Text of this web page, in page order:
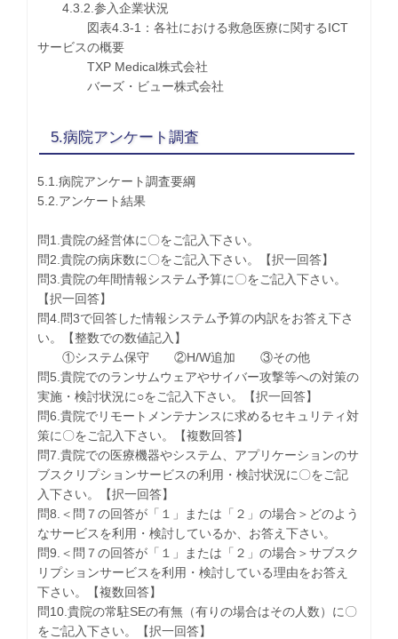
4.3.2.参入企業状況
図表4.3-1：各社における救急医療に関するICT
サービスの概要
TXP Medical株式会社
バーズ・ビュー株式会社
5.病院アンケート調査
5.1.病院アンケート調査要綱
5.2.アンケート結果
問1.貴院の経営体に〇をご記入下さい。
問2.貴院の病床数に〇をご記入下さい。【択一回答】
問3.貴院の年間情報システム予算に〇をご記入下さい。
【択一回答】
問4.問3で回答した情報システム予算の内訳をお答え下さ
い。【整数での数値記入】
①システム保守 ②H/W追加 ③その他
問5.貴院でのランサムウェアやサイバー攻撃等への対策の
実施・検討状況に○をご記入下さい。【択一回答】
問6.貴院でリモートメンテナンスに求めるセキュリティ対
策に〇をご記入下さい。【複数回答】
問7.貴院での医療機器やシステム、アプリケーションのサ
ブスクリプションサービスの利用・検討状況に〇をご記
入下さい。【択一回答】
問8.＜問７の回答が「１」または「２」の場合＞どのよう
なサービスを利用・検討しているか、お答え下さい。
問9.＜問７の回答が「１」または「２」の場合＞サブスク
リプションサービスを利用・検討している理由をお答え
下さい。【複数回答】
問10.貴院の常駐SEの有無（有りの場合はその人数）に〇
をご記入下さい。【択一回答】